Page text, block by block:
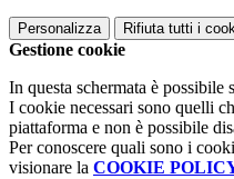
Personalizza Rifiuta tutti i
Gestione cookie
In questa schermata è
I cookie necessari sono quelli
piattaforma e non è possibile
Per conoscere quali sono i
visionare la COOKIE